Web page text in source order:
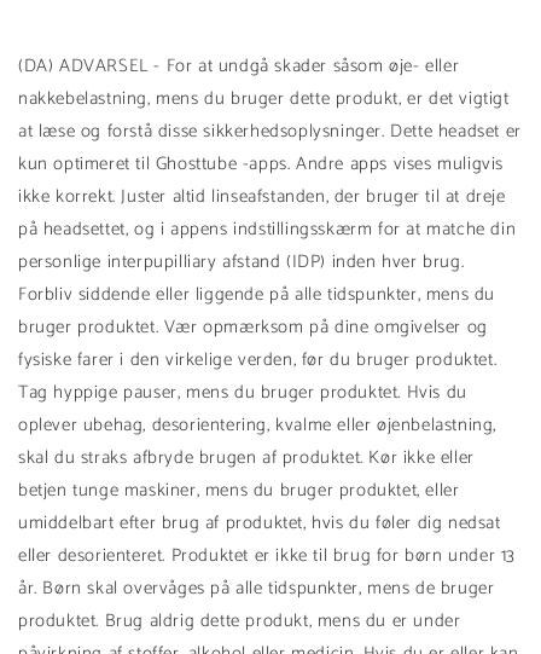
(DA) ADVARSEL - For at undgå skader såsom øje- eller
nakkebelastning, mens du bruger dette produkt, er det vigtigt
at læse og forstå disse sikkerhedsoplysninger. Dette headset er
kun optimeret til Ghosttube -apps. Andre apps vises muligvis
ikke korrekt. Juster altid linseafstanden, der bruger til at dreje
på headsettet, og i appens indstillingsskærm for at matche din
personlige interpupilliary afstand (IDP) inden hver brug.
Forbliv siddende eller liggende på alle tidspunkter, mens du
bruger produktet. Vær opmærksom på dine omgivelser og
fysiske farer i den virkelige verden, før du bruger produktet.
Tag hyppige pauser, mens du bruger produktet. Hvis du
oplever ubehag, desorientering, kvalme eller øjenbelastning,
skal du straks afbryde brugen af ​​produktet. Kør ikke eller
betjen tunge maskiner, mens du bruger produktet, eller
umiddelbart efter brug af produktet, hvis du føler dig nedsat
eller desorienteret. Produktet er ikke til brug for børn under 13
år. Børn skal overvåges på alle tidspunkter, mens de bruger
produktet. Brug aldrig dette produkt, mens du er under